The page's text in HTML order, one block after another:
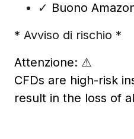
✓ Buono
* Avviso di rischio *
Attenzione: ⚠
CFDs are high-risk
result in the loss of